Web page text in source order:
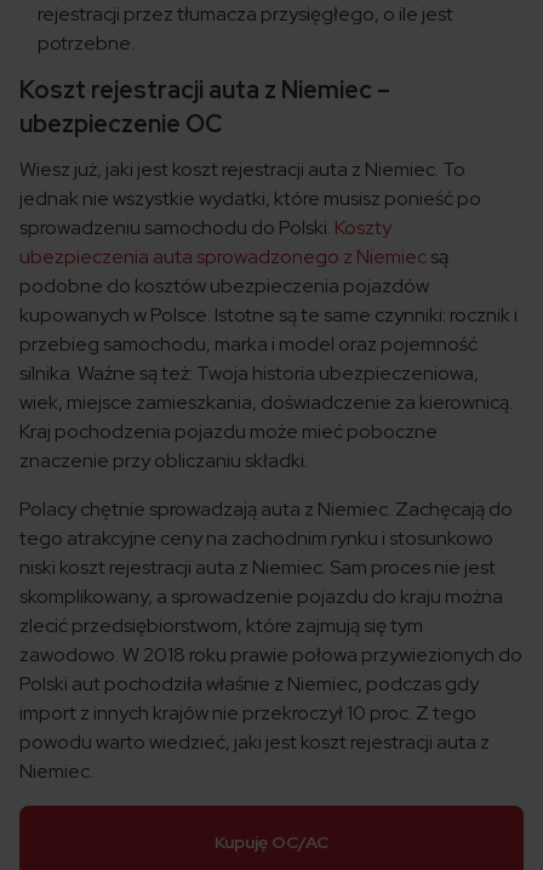
rejestracji przez tłumacza przysięgłego, o ile jest
potrzebne.
Koszt rejestracji auta z Niemiec –
ubezpieczenie OC
Wiesz już, jaki jest koszt rejestracji auta z Niemiec. To
jednak nie wszystkie wydatki, które musisz ponieść po
sprowadzeniu samochodu do Polski. Koszty
ubezpieczenia auta sprowadzonego z Niemiecsą
podobne do kosztów ubezpieczenia pojazdów
kupowanych w Polsce. Istotne są te same czynniki: rocznik i
przebieg samochodu, marka i model oraz pojemność
silnika. Ważne są też: Twoja historia ubezpieczeniowa,
wiek, miejsce zamieszkania, doświadczenie za kierownicą.
Kraj pochodzenia pojazdu może mieć poboczne
znaczenie przy obliczaniu składki.
Polacy chętnie sprowadzają auta z Niemiec. Zachęcają do
tego atrakcyjne ceny na zachodnim rynku i stosunkowo
niski koszt rejestracji auta z Niemiec. Sam proces nie jest
skomplikowany, a sprowadzenie pojazdu do kraju można
zlecić przedsiębiorstwom, które zajmują się tym
zawodowo. W 2018 roku prawie połowa przywiezionych do
Polski aut pochodziła właśnie z Niemiec, podczas gdy
import z innych krajów nie przekroczył 10 proc. Z tego
powodu warto wiedzieć, jaki jest koszt rejestracji auta z
Niemiec.
Kupuję OC/AC